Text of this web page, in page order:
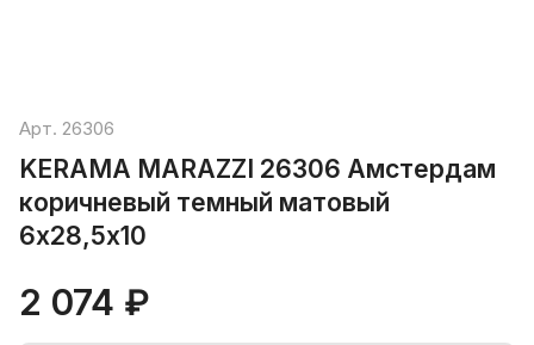
Арт. 26306
KERAMA MARAZZI 26306 Амстердам
коричневый темный матовый
6x28,5х10
2 074 ₽